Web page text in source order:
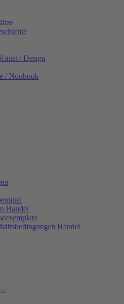
/ Design
/ Nonbook
Handel
Handel